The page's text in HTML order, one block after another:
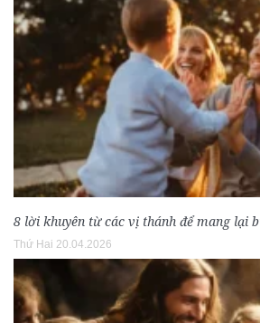
8 lời khuyên từ các vị thánh để mang lại
Thứ Hai 20.04.2026